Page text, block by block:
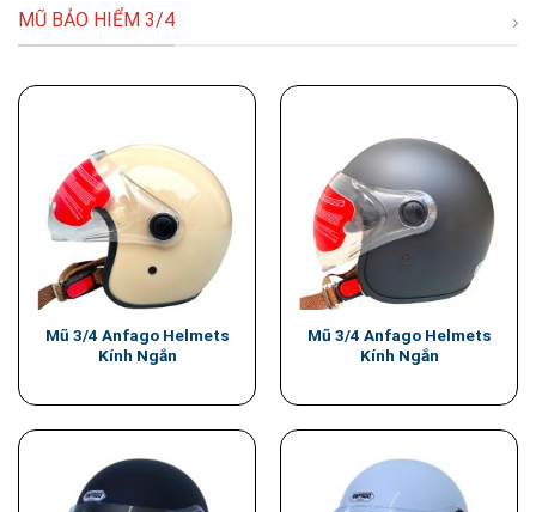
MŨ BẢO HIỂM 3/4
Mũ 3/4 Anfago Helmets
Kính Ngắn
Mũ 3/4 Anfago Helmets
Kính Ngắn